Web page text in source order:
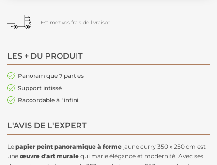
Estimez vos frais de livraison.
LES + DU PRODUIT
Panoramique 7 parties
Support intissé
Raccordable à l'infini
L'AVIS DE L'EXPERT
Le papier peint panoramique à forme jaune curry 350 x 250 cm est
une œuvre d’art murale qui marie élégance et modernité. Avec ses